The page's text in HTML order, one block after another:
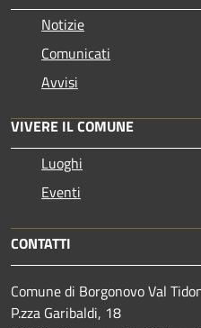
Notizie
Comunicati
Avvisi
VIVERE IL COMUNE
Luoghi
Eventi
CONTATTI
Comune di Borgonovo Val
P.zza Garibaldi, 18